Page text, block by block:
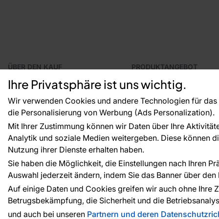
Ihre Privatsphäre ist uns wichtig.
Wir verwenden Cookies und andere Technologien für
die Personalisierung von Werbung (Ads Personalization).
Mit Ihrer Zustimmung können wir Daten über Ihre
Analytik und soziale Medien weitergeben. Diese können
Nutzung ihrer Dienste erhalten haben.
Sie haben die Möglichkeit, die Einstellungen nach Ihren
Auswahl jederzeit ändern, indem Sie das Banner über
Auf einige Daten und Cookies greifen wir auch ohne Ihre
Betrugsbekämpfung, die Sicherheit und die
und auch bei unseren Partnern und deren
ÜBER DEN KAUF
Versand und Bezahlung
Vertragsrücktritt
Reklamationsverfahren
Rücksendung von Waren
CE-Zertifizierung
Großhandel
Raumvisualisierung
PRODUKTANGEBOT
Fototapeten
Leiste
Dekoration
Selbstklebende Folien
Zubehör
Tapetenmuster
Zahlungsarten: Die Zahlungen